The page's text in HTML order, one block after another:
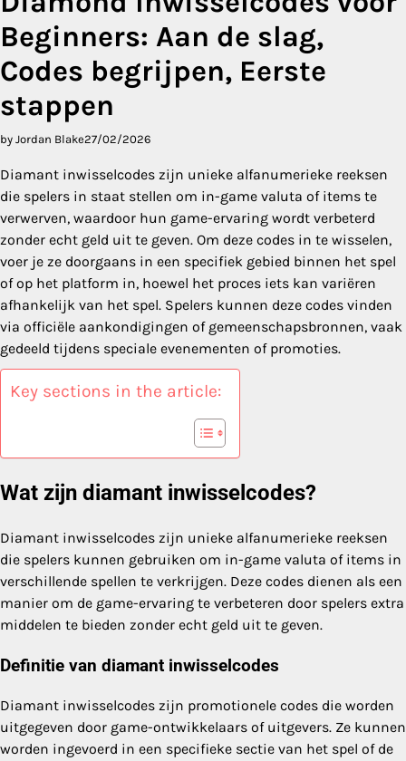
Beginners: Aan de slag,
Codes begrijpen, Eerste
stappen
by Jordan Blake27/02/2026
Diamant inwisselcodes zijn unieke alfanumerieke reeksen
die spelers in staat stellen om in-game valuta of items te
verwerven, waardoor hun game-ervaring wordt verbeterd
zonder echt geld uit te geven. Om deze codes in te wisselen,
voer je ze doorgaans in een specifiek gebied binnen het spel
of op het platform in, hoewel het proces iets kan variëren
afhankelijk van het spel. Spelers kunnen deze codes vinden
via officiële aankondigingen of gemeenschapsbronnen, vaak
gedeeld tijdens speciale evenementen of promoties.
Key sections in the article:
Wat zijn diamant inwisselcodes?
Diamant inwisselcodes zijn unieke alfanumerieke reeksen
die spelers kunnen gebruiken om in-game valuta of items in
verschillende spellen te verkrijgen. Deze codes dienen als een
manier om de game-ervaring te verbeteren door spelers extra
middelen te bieden zonder echt geld uit te geven.
Definitie van diamant inwisselcodes
Diamant inwisselcodes zijn promotionele codes die worden
uitgegeven door game-ontwikkelaars of uitgevers. Ze kunnen
worden ingevoerd in een specifieke sectie van het spel of de